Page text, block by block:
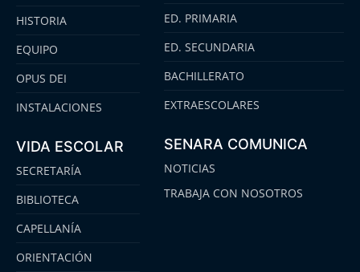
HISTORIA
EQUIPO
OPUS DEI
INSTALACIONES
VIDA ESCOLAR
SECRETARÍA
BIBLIOTECA
CAPELLANÍA
ORIENTACIÓN
ED. PRIMARIA
ED. SECUNDARIA
BACHILLERATO
EXTRAESCOLARES
SENARA COMUNICA
NOTICIAS
TRABAJA CON NOSOTROS